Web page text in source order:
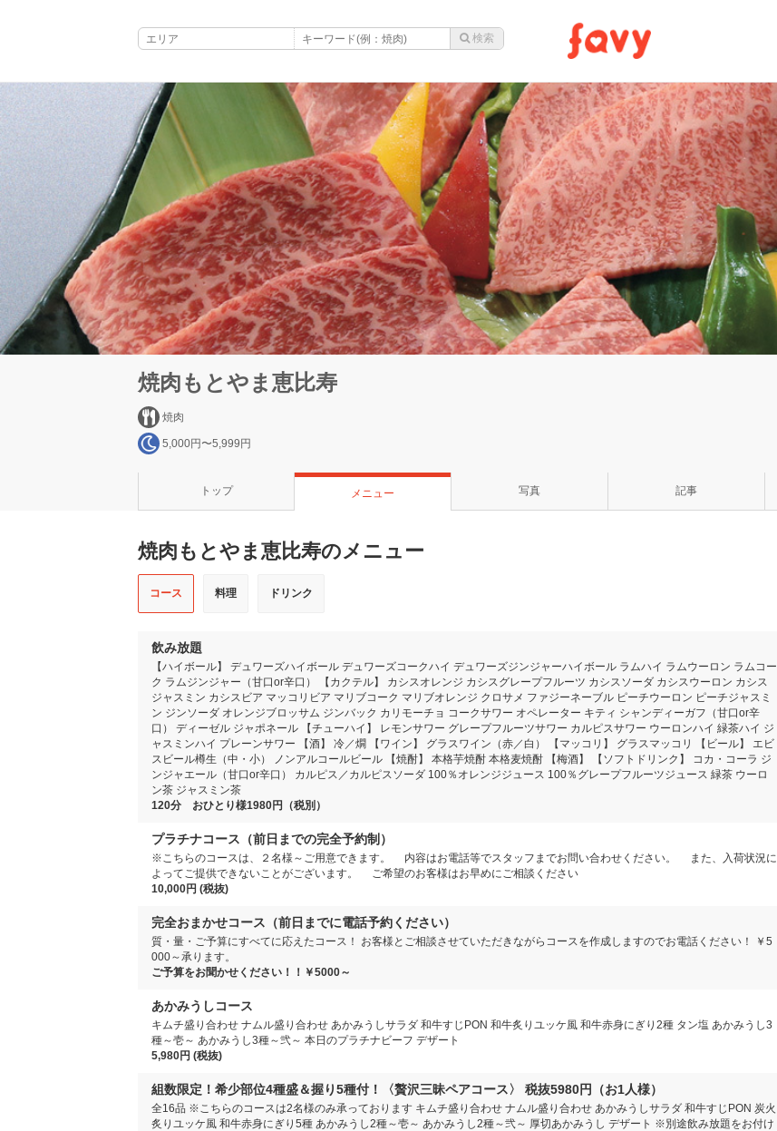
焼肉もとやま恵比寿
焼肉
5,000円〜5,999円
トップ メニュー 写真 記事
焼肉もとやま恵比寿のメニュー
コース 料理 ドリンク
飲み放題
【ハイボール】 デュワーズハイボール デュワーズコークハイ デュワーズジンジャーハイボール ラムハイ ラムウーロン ラムコー
ク ラムジンジャー（甘口or辛口） 【カクテル】 カシスオレンジ カシスグレープフルーツ カシスソーダ カシスウーロン カシス
ジャスミン カシスビア マッコリビア マリブコーク マリブオレンジ クロサメ ファジーネーブル ピーチウーロン ピーチジャスミ
ン ジンソーダ オレンジブロッサム ジンバック カリモーチョ コークサワー オペレーター キティ シャンディーガフ（甘口or辛
口） ディーゼル ジャポネール 【チューハイ】 レモンサワー グレープフルーツサワー カルピスサワー ウーロンハイ 緑茶ハイ ジ
ャスミンハイ プレーンサワー 【酒】 冷／燗 【ワイン】 グラスワイン（赤／白） 【マッコリ】 グラスマッコリ 【ビール】 エビ
スビール樽生（中・小） ノンアルコールビール 【焼酎】 本格芋焼酎 本格麦焼酎 【梅酒】 【ソフトドリンク】 コカ・コーラ ジ
ンジャエール（甘口or辛口） カルピス／カルピスソーダ 100％オレンジジュース 100％グレープフルーツジュース 緑茶 ウーロ
ン茶 ジャスミン茶
120分 おひとり様1980円（税別）
プラチナコース（前日までの完全予約制）
※こちらのコースは、２名様～ご用意できます。 内容はお電話等でスタッフまでお問い合わせください。 また、入荷状況に
よってご提供できないことがございます。 ご希望のお客様はお早めにご相談ください
10,000円 (税抜)
完全おまかせコース（前日までに電話予約ください）
質・量・ご予算にすべてに応えたコース！ お客様とご相談させていただきながらコースを作成しますのでお電話ください！ ￥5
000～承ります。
ご予算をお聞かせください！！￥5000～
あかみうしコース
キムチ盛り合わせ ナムル盛り合わせ あかみうしサラダ 和牛すじPON 和牛炙りユッケ風 和牛赤身にぎり2種 タン塩 あかみうし3
種～壱～ あかみうし3種～弐～ 本日のプラチナビーフ デザート
5,980円 (税抜)
組数限定！希少部位4種盛＆握り5種付！〈贅沢三昧ペアコース〉 税抜5980円（お1人様）
全16品 ※こちらのコースは2名様のみ承っております キムチ盛り合わせ ナムル盛り合わせ あかみうしサラダ 和牛すじPON 炭火
炙りユッケ風 和牛赤身にぎり5種 あかみうし2種～壱～ あかみうし2種～弐～ 厚切あかみうし デザート ※別途飲み放題をお付け